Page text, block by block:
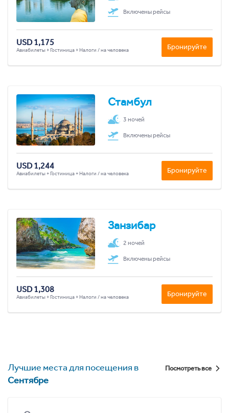
Включены рейсы
USD 1,175
Авиабилеты + Гостиница + Налоги / на человека Бронируйте
Стамбул
3 ночей
Включены рейсы
USD 1,244
Авиабилеты + Гостиница + Налоги / на человека Бронируйте
Занзибар
2 ночей
Включены рейсы
USD 1,308
Авиабилеты + Гостиница + Налоги / на человека Бронируйте
Лучшие места для посещения в
Сентябре
Посмотреть все